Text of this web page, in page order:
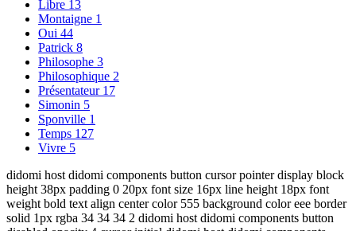
Libre 13
Montaigne 1
Oui 44
Patrick 8
Philosophe 3
Philosophique 2
Présentateur 17
Simonin 5
Sponville 1
Temps 127
Vivre 5
didomi host didomi components button cursor pointer display block
height 38px padding 0 20px font size 16px line height 18px font
weight bold text align center color 555 background color eee border
solid 1px rgba 34 34 34 2 didomi host didomi components button